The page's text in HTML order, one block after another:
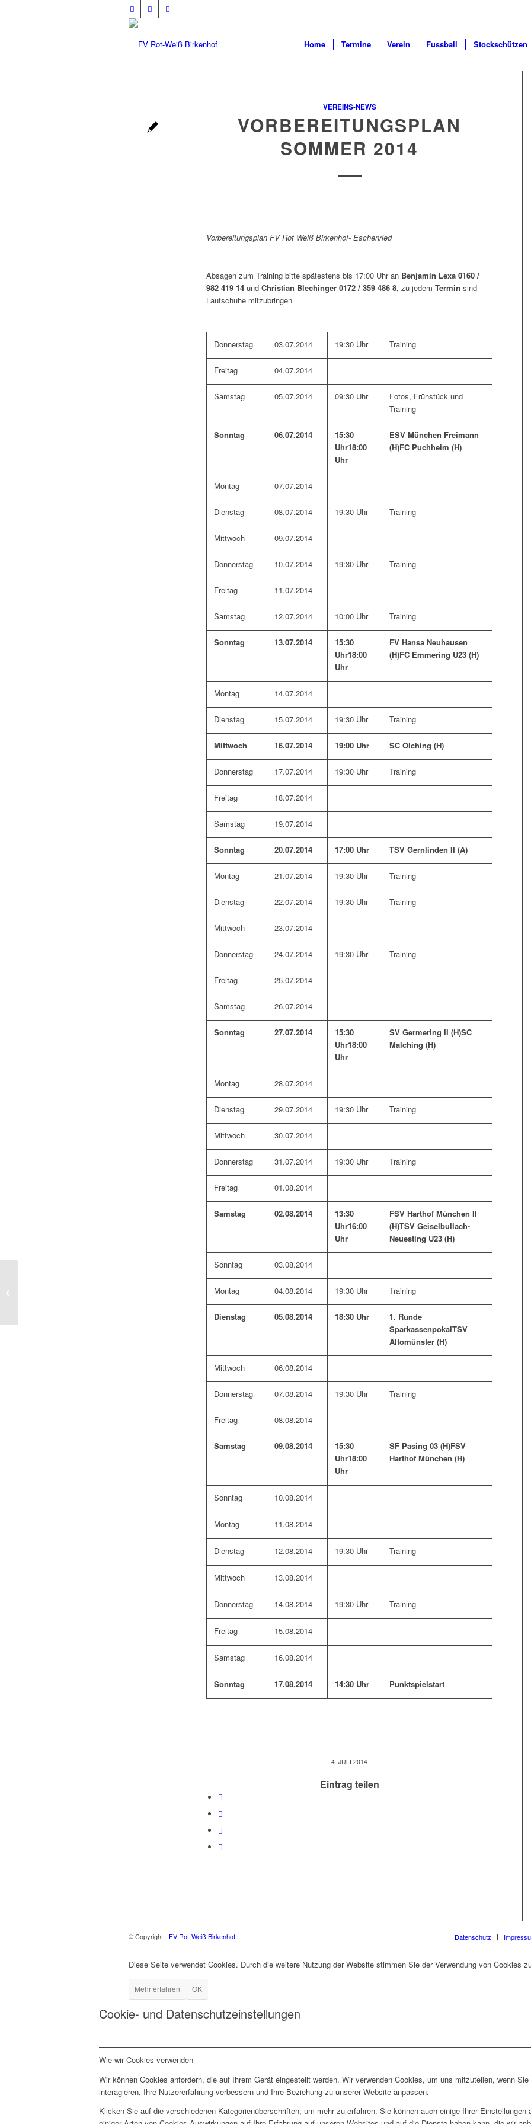
Home Termine Verein Fussball Stockschützen
VEREINS-NEWS
VORBEREITUNGSPLAN
SOMMER 2014
Vorbereitungsplan FV Rot Weiß Birkenhof- Eschenried
Absagen zum Training bitte spätestens bis 17:00 Uhr an Benjamin Lexa 0160 /
982 419 14 und Christian Blechinger 0172 / 359 486 8, zu jedem Termin sind
Laufschuhe mitzubringen
Donnerstag 03.07.2014 19:30 Uhr Training
Freitag 04.07.2014
Samstag 05.07.2014 09:30 Uhr
Fotos, Frühstück und
Training
Sonntag 06.07.2014
15:30
Uhr18:00
Uhr
ESV München Freimann
(H)FC Puchheim (H)
Montag 07.07.2014
Dienstag 08.07.2014 19:30 Uhr Training
Mittwoch 09.07.2014
Donnerstag 10.07.2014 19:30 Uhr Training
Freitag 11.07.2014
Samstag 12.07.2014 10:00 Uhr Training
Sonntag 13.07.2014
15:30
Uhr18:00
Uhr
FV Hansa Neuhausen
(H)FC Emmering U23 (H)
Montag 14.07.2014
Dienstag 15.07.2014 19:30 Uhr Training
Mittwoch 16.07.2014 19:00 Uhr SC Olching (H)
Donnerstag 17.07.2014 19:30 Uhr Training
Freitag 18.07.2014
Samstag 19.07.2014
Sonntag 20.07.2014 17:00 Uhr TSV Gernlinden II (A)
Montag 21.07.2014 19:30 Uhr Training
Dienstag 22.07.2014 19:30 Uhr Training
Mittwoch 23.07.2014
Donnerstag 24.07.2014 19:30 Uhr Training
Freitag 25.07.2014
Samstag 26.07.2014
Sonntag 27.07.2014
15:30
Uhr18:00
Uhr
SV Germering II (H)SC
Malching (H)
Montag 28.07.2014
Dienstag 29.07.2014 19:30 Uhr Training
Mittwoch 30.07.2014
Donnerstag 31.07.2014 19:30 Uhr Training
Freitag 01.08.2014
Samstag 02.08.2014
13:30
Uhr16:00
Uhr
FSV Harthof München II
(H)TSV Geiselbullach-
Neuesting U23 (H)
Sonntag 03.08.2014
Montag 04.08.2014 19:30 Uhr Training
Dienstag 05.08.2014 18:30 Uhr
1. Runde
SparkassenpokalTSV
Altomünster (H)
Mittwoch 06.08.2014
Donnerstag 07.08.2014 19:30 Uhr Training
Freitag 08.08.2014
Samstag 09.08.2014
15:30
Uhr18:00
Uhr
SF Pasing 03 (H)FSV
Harthof München (H)
Sonntag 10.08.2014
Montag 11.08.2014
Dienstag 12.08.2014 19:30 Uhr Training
Mittwoch 13.08.2014
Donnerstag 14.08.2014 19:30 Uhr Training
Freitag 15.08.2014
Samstag 16.08.2014
Sonntag 17.08.2014 14:30 Uhr Punktspielstart
4. JULI 2014
Eintrag teilen
© Copyright - FV Rot-Weiß Birkenhof Datenschutz
Diese Seite verwendet Cookies. Durch die weitere Nutzung der Website stimmen Sie der Verwendung von Cookies
Mehr erfahren OK
Cookie- und Datenschutzeinstellungen
Wie wir Cookies verwenden
Wir können Cookies anfordern, die auf Ihrem Gerät eingestellt werden. Wir verwenden Cookies, um uns mitzuteilen, wenn
interagieren, Ihre Nutzererfahrung verbessern und Ihre Beziehung zu unserer Website anpassen.
Klicken Sie auf die verschiedenen Kategorienüberschriften, um mehr zu erfahren. Sie können auch einige Ihrer